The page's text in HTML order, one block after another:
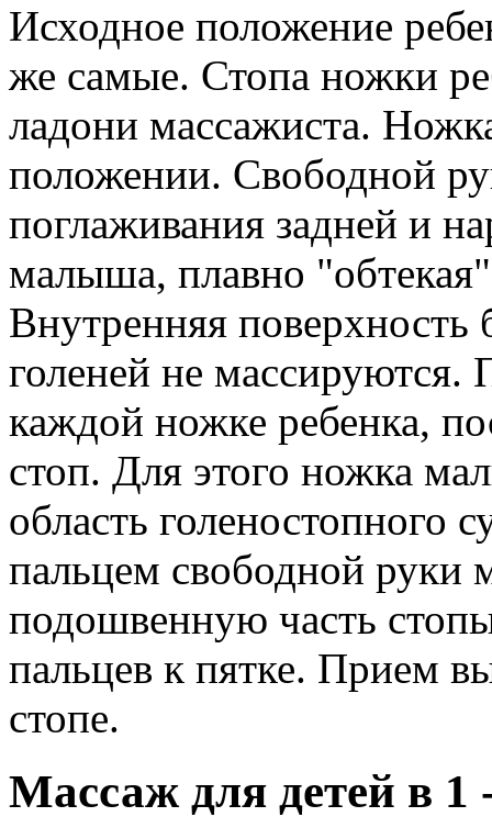
Исходное положение
же самые. Стопа ножки
ладони массажиста.
положении. Свободной
поглаживания задней и
малыша, плавно
Внутренняя поверхность
голеней не массируются.
каждой ножке ребенка,
стоп. Для этого ножка
область голеностопного
пальцем свободной руки
подошвенную часть
пальцев к пятке. Прием
стопе.
Массаж для детей в